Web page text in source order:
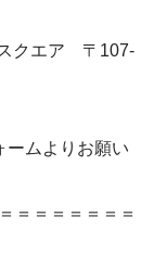
クエア 〒107-
ムよりお願い
＝＝＝＝＝＝＝